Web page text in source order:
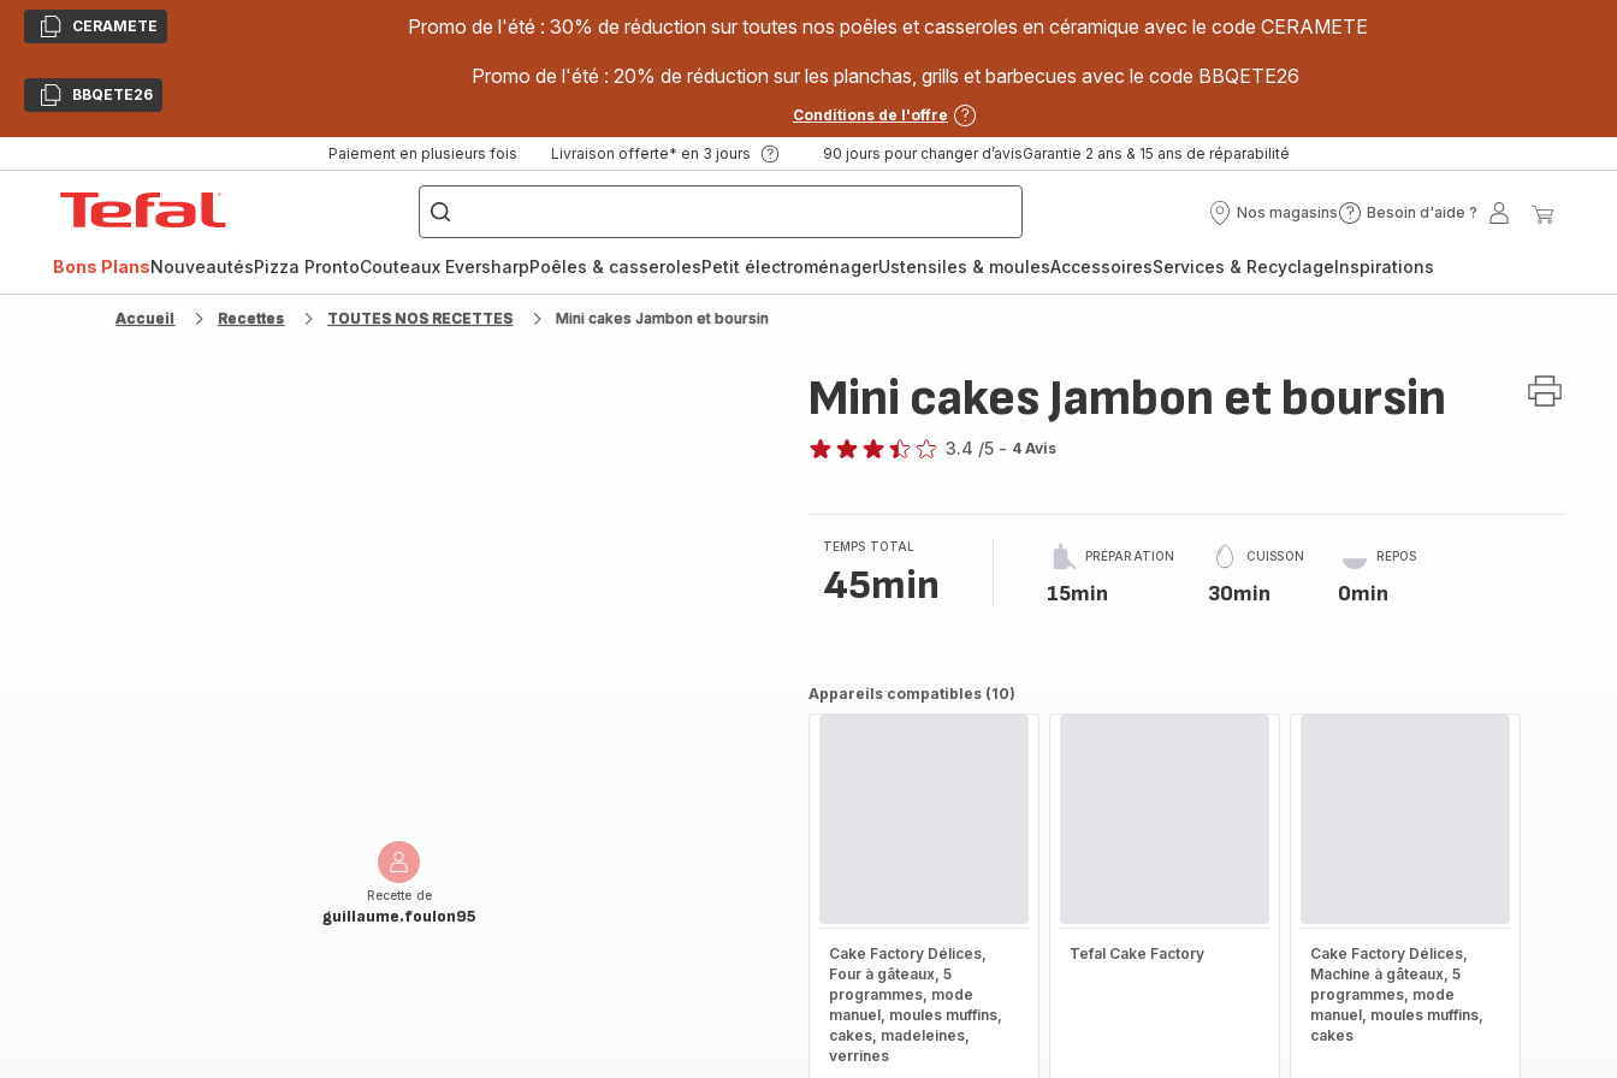
CopierCERAMETE Promo de l'été : 30% de réduction sur toutes nos poêles et casseroles en céramique avec le code CERAMETE
CopierBBQETE26
Promo de l'été : 20% de réduction sur les planchas, grills et barbecues avec le code BBQETE26
Conditions de l'offre
Paiement en plusieurs fois Livraison offerte* en 3 jours 90 jours pour changer d’avisGarantie 2 ans & 15 ans de réparabilité
["Poêles
inox,
Cake
Factory,
Nos magasins
Nos
Besoin d'aide ?
Besoin
?
Mon
Bons PlansNouveautésPizza ProntoCouteaux EversharpPoêles & casserolesPetit électroménagerUstensiles & moulesAccessoiresServices & RecyclageInspirations
Accueil Recettes TOUTES NOS RECETTES Mini cakes Jambon et boursin
Recette de
guillaume.foulon95
Mini cakes Jambon et boursin
3.4 /5 - 4 Avis
TEMPS TOTAL
45min
PRÉPARATION
15min
CUISSON
30min
REPOS
0min
Appareils compatibles (10)
Cake Factory Délices,
Four à gâteaux, 5
programmes, mode
manuel, moules muffins,
cakes, madeleines,
verrines
Tefal Cake Factory
Cake Factory Délices,
Machine à gâteaux, 5
programmes, mode
manuel, moules muffins,
cakes